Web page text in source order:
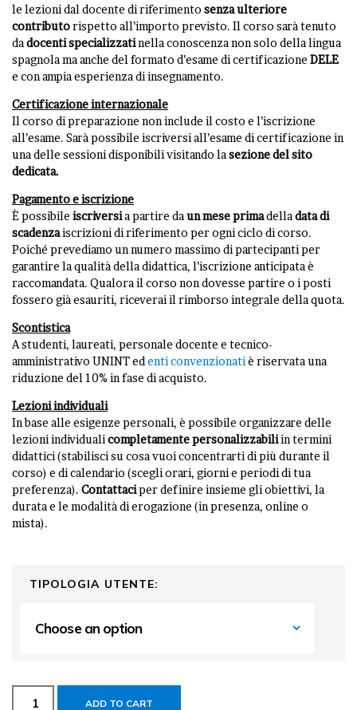
le lezioni dal docente di riferimento senza ulteriore
contributorispetto all’importo previsto. Il corso sarà tenuto
dadocenti specializzatinella conoscenza non solo della lingua
spagnola ma anche del formato d’esame di certificazione DELE
e con ampia esperienza di insegnamento.
Certificazione internazionale
Il corso di preparazione non include il costo e l’iscrizione
all’esame. Sarà possibile iscriversi all’esame di certificazione in
una delle sessioni disponibili visitando lasezione del sito
dedicata.
Pagamento e iscrizione
È possibile iscriversia partire daun mese primadelladata di
scadenzaiscrizioni di riferimento per ogni ciclo di corso.
Poiché prevediamo un numero massimo di partecipanti per
garantire la qualità della didattica, l’iscrizione anticipata è
raccomandata. Qualora il corso non dovesse partire o i posti
fossero già esauriti, riceverai il rimborso integrale della quota.
Scontistica
A studenti, laureati, personale docente e tecnico-
amministrativo UNINT ed enti convenzionatiè riservata una
riduzione del 10% in fase di acquisto.
Lezioni individuali
In base alle esigenze personali, è possibile organizzare delle
lezioni individualicompletamente personalizzabiliin termini
didattici (stabilisci su cosa vuoi concentrarti di più durante il
corso) e di calendario (scegli orari, giorni e periodi di tua
preferenza). Contattaciper definire insieme gli obiettivi, la
durata e le modalità di erogazione (in presenza, online o
mista).
TIPOLOGIA UTENTE:
ADD TO CART